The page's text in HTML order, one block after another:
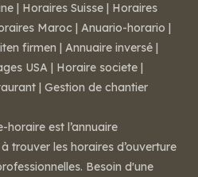
| Horaires Suisse | Horaires
Maroc | Anuario-horario |
firmen | Annuaire inversé |
USA | Horaire societe |
| Gestion de chantier
est l’annuaire
trouver les horaires d’ouverture
Besoin d'une